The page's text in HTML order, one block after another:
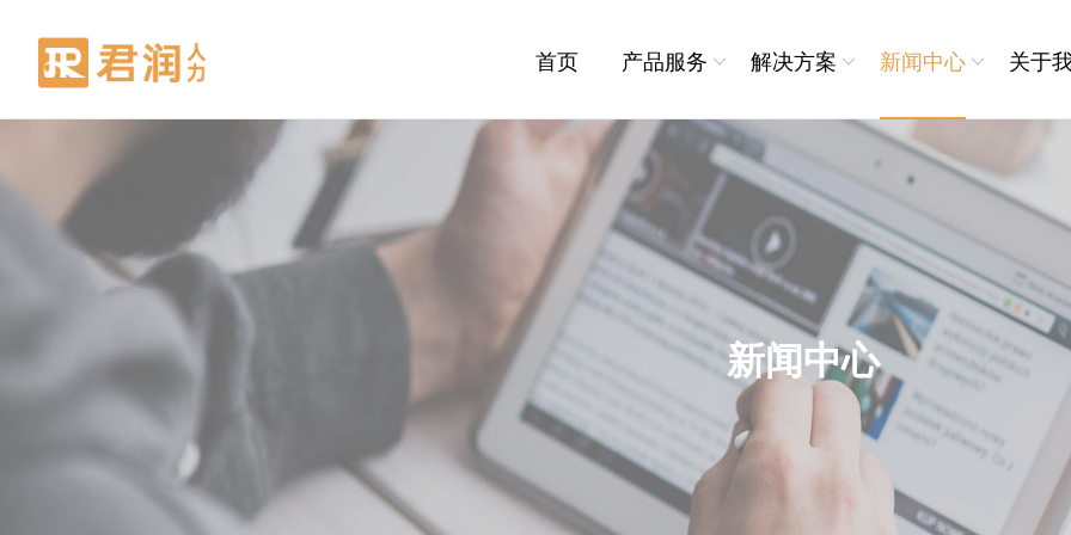
首页 产品服务
用工支持
灵活用工
流程外包
岗位外包
劳务派遣
专业服务
全国人事服务
全国社保公积金服务
薪酬管理服务
背调服务
助残就业服务
解决方案
快递物流
物业行业
新闻中心
品牌动态
研究院+
关于
加入
新闻中心